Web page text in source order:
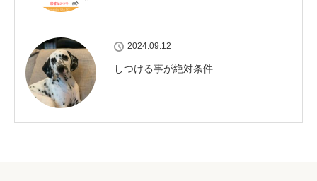
2024.09.12
しつける事が絶対条件